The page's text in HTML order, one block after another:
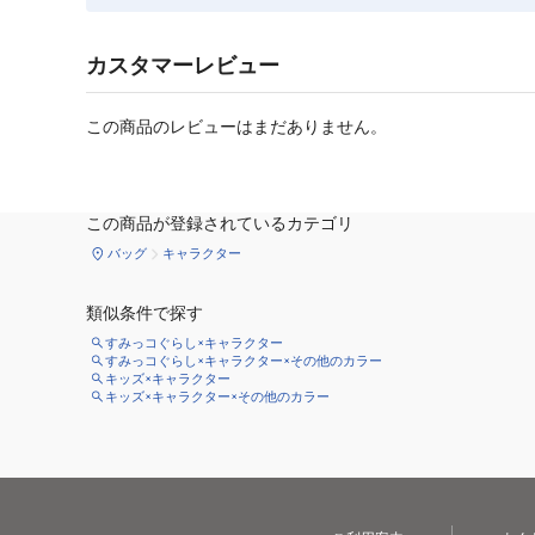
カスタマーレビュー
この商品のレビューはまだありません。
この商品が登録されているカテゴリ
バッグ キャラクター
類似条件で探す
すみっコぐらし×キャラクター
すみっコぐらし×キャラクター×その他のカラー
キッズ×キャラクター
キッズ×キャラクター×その他のカラー